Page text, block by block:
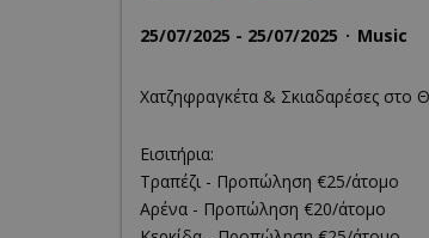
25/07/2025 - 25/07/2025 Music
Χατζηφραγκέτα & Σκιαδαρέσες στο
Εισιτήρια:
Τραπέζι - Προπώληση €‎25/άτομο
Αρένα - Προπώληση €‎20/άτομο